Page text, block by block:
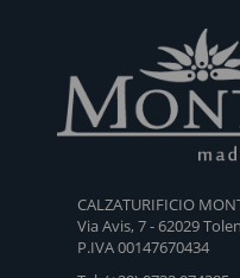
CALZATURIFICIO
Via Avis, 7 - 62029
P.IVA 00147670434